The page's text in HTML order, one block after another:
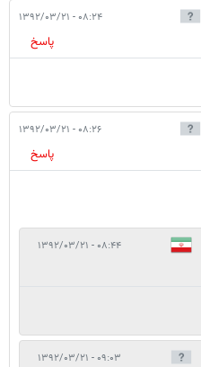
۰۸:۲۴ - ۱۳۹۲/۰۳/۲۱
پاسخ
۰۸:۲۶ - ۱۳۹۲/۰۳/۲۱
پاسخ
۰۸:۴۴ - ۱۳۹۲/۰۳/۲۱
۰۹:۰۳ - ۱۳۹۲/۰۳/۲۱